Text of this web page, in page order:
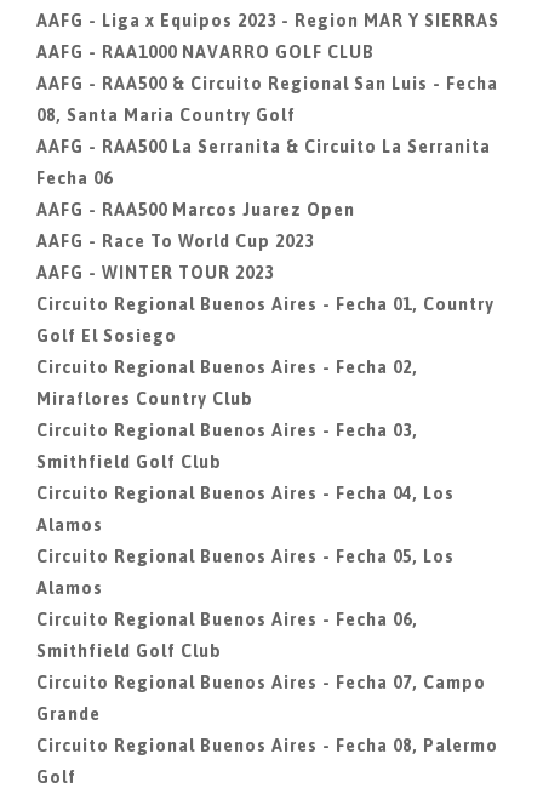
AAFG - Liga x Equipos 2023 - Region MAR Y SIERRAS
AAFG - RAA1000 NAVARRO GOLF CLUB
AAFG - RAA500 & Circuito Regional San Luis - Fecha
08, Santa Maria Country Golf
AAFG - RAA500 La Serranita & Circuito La Serranita
Fecha 06
AAFG - RAA500 Marcos Juarez Open
AAFG - Race To World Cup 2023
AAFG - WINTER TOUR 2023
Circuito Regional Buenos Aires - Fecha 01, Country
Golf El Sosiego
Circuito Regional Buenos Aires - Fecha 02,
Miraflores Country Club
Circuito Regional Buenos Aires - Fecha 03,
Smithfield Golf Club
Circuito Regional Buenos Aires - Fecha 04, Los
Alamos
Circuito Regional Buenos Aires - Fecha 05, Los
Alamos
Circuito Regional Buenos Aires - Fecha 06,
Smithfield Golf Club
Circuito Regional Buenos Aires - Fecha 07, Campo
Grande
Circuito Regional Buenos Aires - Fecha 08, Palermo
Golf